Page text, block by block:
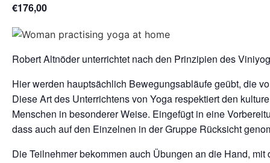
€176,00
Robert Altnöder unterrichtet nach den Prinzipien des
Hier werden hauptsächlich Bewegungsabläufe geübt, die
Diese Art des Unterrichtens von Yoga respektiert den
Menschen in besonderer Weise. Eingefügt in eine
dass auch auf den Einzelnen in der Gruppe Rücksicht
Die Teilnehmer bekommen auch Übungen an die Hand,